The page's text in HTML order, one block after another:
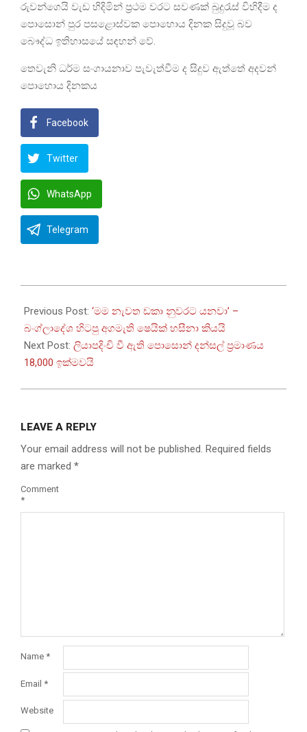
රුවන්ගෙයි වැඩ හිදිමින් ප්‍රථම වරට සවණක් බුදුරැස් විහිදීම ද
පොසොන් පුර පසළොස්වක පොහොය දිනක සිදුවූ බව
බෞද්ධ ඉතිහාසයේ සඳහන් වේ.
තෙවැනි ධර්ම සංගායනාව පැවැත්වීම ද සිදුව ඇත්තේ අදවන්
පොහොය දිනකය
Facebook
Twitter
WhatsApp
Telegram
06-
29
Previous Post: ‘මම නැවත ඩකා නුවරට යනවා’ –
බංග්ලාදේශ හිටපු අගමැති ෂෙයික් හසීනා කියයි
Next Post: ලියාපදිංචි වී ඇති පොසොන් දන්සල් ප්‍රමාණය
18,000 ඉක්මවයි
LEAVE A REPLY
Your email address will not be published. Required fields
are marked *
Comment
*
Name *
Email *
Website